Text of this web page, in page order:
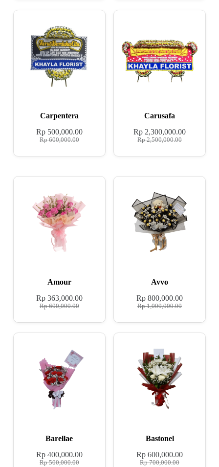
Carpentera
Rp600,000.00
Rp500,000.00
Carusafa
Rp2,500,000.00
Rp 2,300,000.00
Amour
Rp600,000.00
Rp363,000.00
Avvo
Rp1,000,000.00
Rp 800,000.00
Barellae
Rp500,000.00
Rp400,000.00
Bastonel
Rp700,000.00
Rp 600,000.00